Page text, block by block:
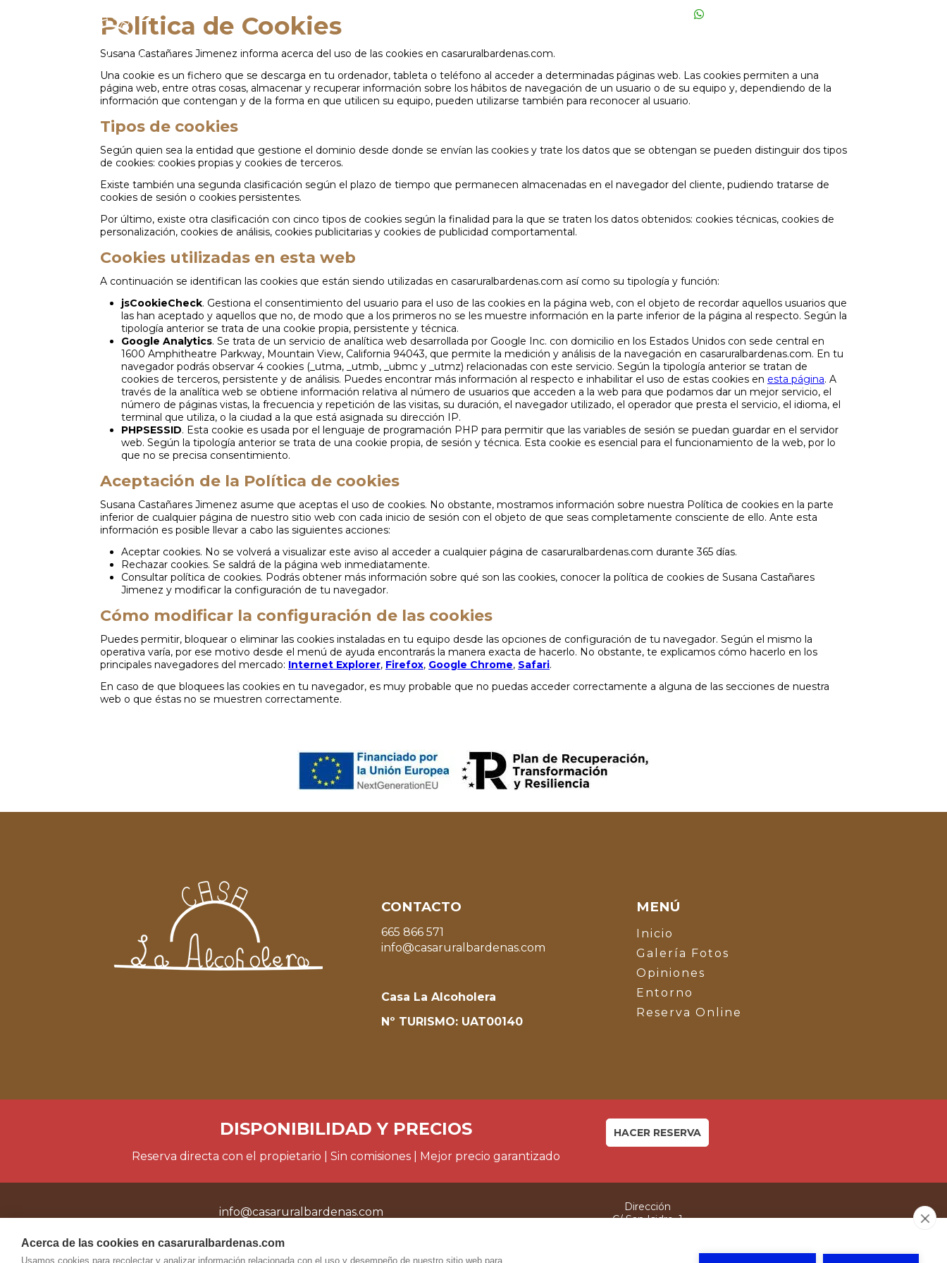
Acerca de las cookies en casaruralbardenas.com
Usamos cookies para recolectar y analizar información relacionada con el uso y desempeño de nuestro sitio web para
Política de Cookies
Susana Castañares Jimenez informa acerca del uso de las cookies en casaruralbardenas.com.
Una cookie es un fichero que se descarga en tu ordenador, tableta o teléfono al acceder a determinadas páginas web. Las cookies permiten a una
página web, entre otras cosas, almacenar y recuperar información sobre los hábitos de navegación de un usuario o de su equipo y, dependiendo de la
información que contengan y de la forma en que utilicen su equipo, pueden utilizarse también para reconocer al usuario.
Tipos de cookies
Según quien sea la entidad que gestione el dominio desde donde se envían las cookies y trate los datos que se obtengan se pueden distinguir dos tipos
de cookies: cookies propias y cookies de terceros.
Existe también una segunda clasificación según el plazo de tiempo que permanecen almacenadas en el navegador del cliente, pudiendo tratarse de
cookies de sesión o cookies persistentes.
Por último, existe otra clasificación con cinco tipos de cookies según la finalidad para la que se traten los datos obtenidos: cookies técnicas, cookies de
personalización, cookies de análisis, cookies publicitarias y cookies de publicidad comportamental.
Cookies utilizadas en esta web
A continuación se identifican las cookies que están siendo utilizadas en casaruralbardenas.com así como su tipología y función:
jsCookieCheck. Gestiona el consentimiento del usuario para el uso de las cookies en la página web, con el objeto de recordar aquellos usuarios que
las han aceptado y aquellos que no, de modo que a los primeros no se les muestre información en la parte inferior de la página al respecto. Según la
tipología anterior se trata de una cookie propia, persistente y técnica.
Google Analytics. Se trata de un servicio de analítica web desarrollada por Google Inc. con domicilio en los Estados Unidos con sede central en
1600 Amphitheatre Parkway, Mountain View, California 94043, que permite la medición y análisis de la navegación en casaruralbardenas.com. En tu
navegador podrás observar 4 cookies (_utma, _utmb, _ubmc y _utmz) relacionadas con este servicio. Según la tipología anterior se tratan de
cookies de terceros, persistente y de análisis. Puedes encontrar más información al respecto e inhabilitar el uso de estas cookies en esta página. A
través de la analítica web se obtiene información relativa al número de usuarios que acceden a la web para que podamos dar un mejor servicio, el
número de páginas vistas, la frecuencia y repetición de las visitas, su duración, el navegador utilizado, el operador que presta el servicio, el idioma, el
terminal que utiliza, o la ciudad a la que está asignada su dirección IP.
PHPSESSID. Esta cookie es usada por el lenguaje de programación PHP para permitir que las variables de sesión se puedan guardar en el servidor
web. Según la tipología anterior se trata de una cookie propia, de sesión y técnica. Esta cookie es esencial para el funcionamiento de la web, por lo
que no se precisa consentimiento.
Aceptación de la Política de cookies
Susana Castañares Jimenez asume que aceptas el uso de cookies. No obstante, mostramos información sobre nuestra Política de cookies en la parte
inferior de cualquier página de nuestro sitio web con cada inicio de sesión con el objeto de que seas completamente consciente de ello. Ante esta
información es posible llevar a cabo las siguientes acciones:
Aceptar cookies. No se volverá a visualizar este aviso al acceder a cualquier página de casaruralbardenas.com durante 365 días.
Rechazar cookies. Se saldrá de la página web inmediatamente.
Consultar política de cookies. Podrás obtener más información sobre qué son las cookies, conocer la política de cookies de Susana Castañares
Jimenez y modificar la configuración de tu navegador.
Cómo modificar la configuración de las cookies
Puedes permitir, bloquear o eliminar las cookies instaladas en tu equipo desde las opciones de configuración de tu navegador. Según el mismo la
operativa varía, por ese motivo desde el menú de ayuda encontrarás la manera exacta de hacerlo. No obstante, te explicamos cómo hacerlo en los
principales navegadores del mercado: Internet Explorer, Firefox, Google Chrome, Safari.
En caso de que bloquees las cookies en tu navegador, es muy probable que no puedas acceder correctamente a alguna de las secciones de nuestra
web o que éstas no se muestren correctamente.
CONTACTO
665 866 571
info@casaruralbardenas.com
Casa La Alcoholera
Nº TURISMO: UAT00140
MENÚ
Inicio
Galería Fotos
Opiniones
Entorno
Reserva Online
DISPONIBILIDAD Y PRECIOS
Reserva directa con el propietario | Sin comisiones | Mejor precio garantizado
HACER RESERVA
info@casaruralbardenas.com
Dirección
C/ San Isidro, 1